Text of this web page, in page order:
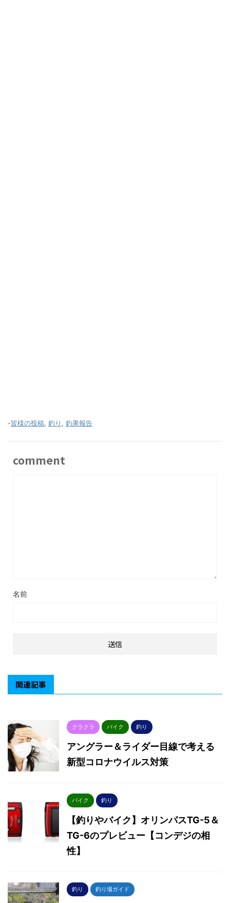
-皆様の投稿, 釣り , 釣果報告
comment
名前
関連記事
クラクラ バイク 釣り
アングラー＆ライダー目線で考える
新型コロナウイルス対策
バイク 釣り
【釣りやバイク】オリンパスTG-5＆
TG-6のプレビュー【コンデジの相
性】
釣り 釣り場ガイド